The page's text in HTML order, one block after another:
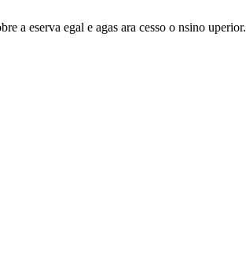
a eserva egal e agas ara cesso o nsino uperior.